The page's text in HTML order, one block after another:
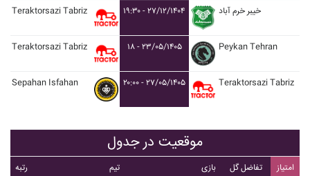
Teraktorsazi Tabriz ۱۹:۳۰ - ۲۷/۱۲/۱۴۰۴ خيبر خرم آباد
Teraktorsazi Tabriz ۱۸ - ۲۳/۰۵/۱۴۰۵ Peykan Tehran
Sepahan Isfahan ۲۰:۰۰ - ۲۷/۰۵/۱۴۰۵ Teraktorsazi Tabriz
موقعیت در جدول
رتبه تیم بازی تفاضل گل
امتیاز